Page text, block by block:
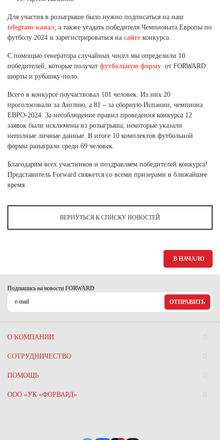
Ханты-Мансийский автономный округ (3)
Челябинская область (2)
Ямало-Ненецкий автономный округ (1)
Для участия в розыгрыше было нужно подписаться на наш
telegram-канал, а также угадать победителя Чемпионата Европы по
футболу 2024 и зарегистрироваться на сайте конкурса.
С помощью генератора случайных чисел мы определили 10
победителей, которые получат футбольную форму от FORWARD:
шорты и рубашку-поло.
Всего в конкурсе поучаствовал 101 человек. Из них 20
проголосовали за Англию, а 81 – за сборную Испании, чемпиона
ЕВРО-2024. За несоблюдение правил проведения конкурса 12
заявок были исключены из розыгрыша, некоторые указали
неполные личные данные. В итоге 10 комплектов футбольной
формы разыграли среди 69 человек.
Благодарим всех участников и поздравляем победителей конкурса!
Представитель Forward свяжется со всеми призерами в ближайшее
время.
ВЕРНУТЬСЯ К СПИСКУ НОВОСТЕЙ
В НАЧАЛО
Подпишись на новости FORWARD
ОТПРАВИТЬ
О КОМПАНИИ
СОТРУДНИЧЕСТВО
ПОМОЩЬ
ООО «УК «ФОРВАРД»